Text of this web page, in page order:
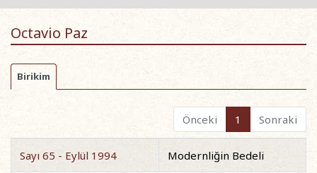
Octavio Paz
Birikim
Önceki 1 Sonraki
Sayı 65 - Eylül 1994 Modernliğin Bedeli